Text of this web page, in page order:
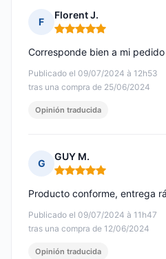
F
Florent J.
Nota: 5 de 5
Publicado el 09/07/2024 à 12h53
tras una compra de 25/06/2024
Corresponde bien a mi pedido
Opinión traducida
G
GUY M.
Nota: 5 de 5
Publicado el 09/07/2024 à 11h47
tras una compra de 12/06/2024
Producto conforme, entrega
Opinión traducida